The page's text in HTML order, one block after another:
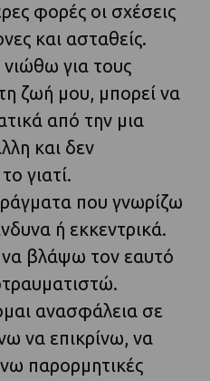
φορές οι σχέσεις
και ασταθείς.
για τους
ζωή μου, μπορεί να
από την μια
και δεν
γιατί.
που γνωρίζω
ή εκκεντρικά.
βλάψω τον εαυτό
ανασφάλεια σε
να επικρίνω, να
παρορμητικές